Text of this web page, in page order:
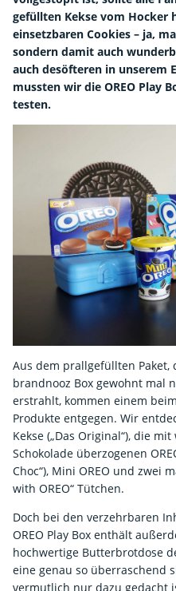
gefüllten Kekse vom Hocker
einsetzbaren Cookies – ja,
sondern damit auch
auch desöfteren in unserem
mussten wir die OREO Play
testen.
Aus dem prallgefüllten Paket,
brandnooz Box gewohnt mal
erstrahlt, kommen einem
Produkte entgegen. Wir
Kekse („Das Original“), die
Schokolade überzogenen
Choc“), Mini OREO und zwei
with OREO“ Tütchen.
Doch bei den verzehrbaren
OREO Play Box enthält
hochwertige Butterbrotdose
eine genau so überraschend
vermutlich nur dazu gedacht